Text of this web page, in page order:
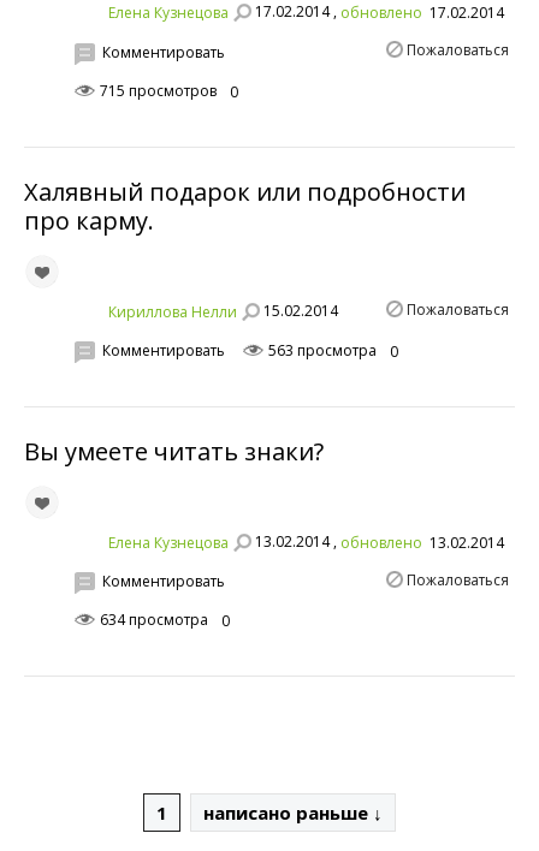
Елена Кузнецова 17.02.2014 , обновлено 17.02.2014
Пожаловаться
Комментировать
715 просмотров
0
Халявный подарок или подробности
про карму.
Кириллова Нелли 15.02.2014 Пожаловаться
Комментировать 563 просмотра 0
Вы умеете читать знаки?
Елена Кузнецова 13.02.2014 , обновлено 13.02.2014
Пожаловаться
Комментировать
634 просмотра
0
1 написано раньше ↓